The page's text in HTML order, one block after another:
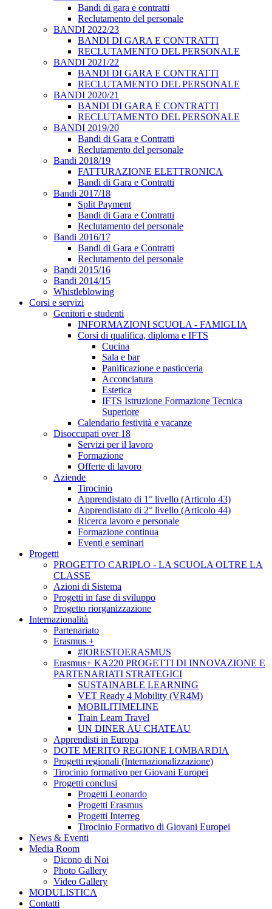
Bandi di gara e contratti
Reclutamento del personale
BANDI 2022/23
BANDI DI GARA E CONTRATTI
RECLUTAMENTO DEL PERSONALE
BANDI 2021/22
BANDI DI GARA E CONTRATTI
RECLUTAMENTO DEL PERSONALE
BANDI 2020/21
BANDI DI GARA E CONTRATTI
RECLUTAMENTO DEL PERSONALE
BANDI 2019/20
Bandi di Gara e Contratti
Reclutamento del personale
Bandi 2018/19
FATTURAZIONE ELETTRONICA
Bandi di Gara e Contratti
Bandi 2017/18
Split Payment
Bandi di Gara e Contratti
Reclutamento del personale
Bandi 2016/17
Bandi di Gara e Contratti
Reclutamento del personale
Bandi 2015/16
Bandi 2014/15
Whistleblowing
Corsi e servizi
Genitori e studenti
INFORMAZIONI SCUOLA - FAMIGLIA
Corsi di qualifica, diploma e IFTS
Cucina
Sala e bar
Panificazione e pasticceria
Acconciatura
Estetica
IFTS Istruzione Formazione Tecnica
Superiore
Calendario festività e vacanze
Disoccupati over 18
Servizi per il lavoro
Formazione
Offerte di lavoro
Aziende
Tirocinio
Apprendistato di 1° livello (Articolo 43)
Apprendistato di 2° livello (Articolo 44)
Ricerca lavoro e personale
Formazione continua
Eventi e seminari
Progetti
PROGETTO CARIPLO - LA SCUOLA OLTRE LA
CLASSE
Azioni di Sistema
Progetti in fase di sviluppo
Progetto riorganizzazione
Internazionalità
Partenariato
Erasmus +
#IORESTOERASMUS
Erasmus+ KA220 PROGETTI DI INNOVAZIONE E
PARTENARIATI STRATEGICI
SUSTAINABLE LEARNING
VET Ready 4 Mobility (VR4M)
MOBILITIMELINE
Train Learn Travel
UN DINER AU CHATEAU
Apprendisti in Europa
DOTE MERITO REGIONE LOMBARDIA
Progetti regionali (Internazionalizzazione)
Tirocinio formativo per Giovani Europei
Progetti conclusi
Progetti Leonardo
Progetti Erasmus
Progetti Interreg
Tirocinio Formativo di Giovani Europei
News & Eventi
Media Room
Dicono di Noi
Photo Gallery
Video Gallery
MODULISTICA
Contatti